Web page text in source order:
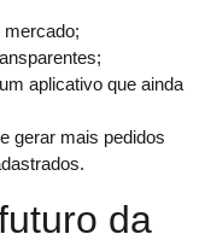
aplicativo que ainda
gerar mais pedidos
da